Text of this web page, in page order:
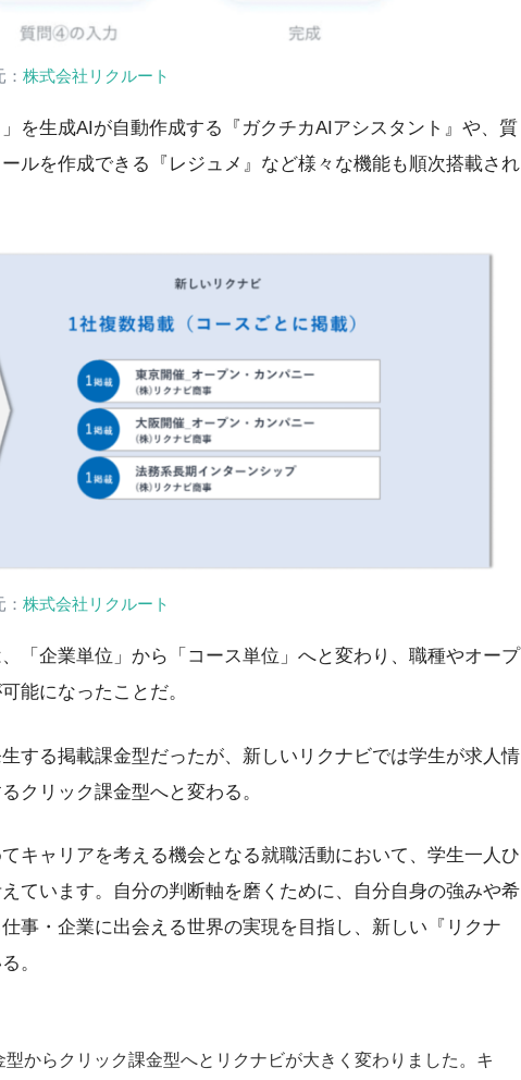
株式会社リクルート
を生成AIが自動作成する『ガクチカAIアシスタント』や、質
ルを作成できる『レジュメ』など様々な機能も順次搭載され
株式会社リクルート
「企業単位」から「コース単位」へと変わり、職種やオープ
能になったことだ。
する掲載課金型だったが、新しいリクナビでは学生が求人情
クリック課金型へと変わる。
キャリアを考える機会となる就職活動において、学生一人ひ
ています。自分の判断軸を磨くために、自分自身の強みや希
事・企業に出会える世界の実現を目指し、新しい『リクナ
。
からクリック課金型へとリクナビが大きく変わりました。キ